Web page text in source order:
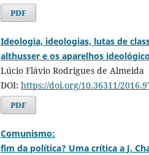
PDF
Ideologia, ideologias, lutas de
althusser e os aparelhos
Lúcio Flávio Rodrigues de Almeida
DOI: https://doi.org/10.36311/
PDF
Comunismo:
fim da política? Uma crítica a J.